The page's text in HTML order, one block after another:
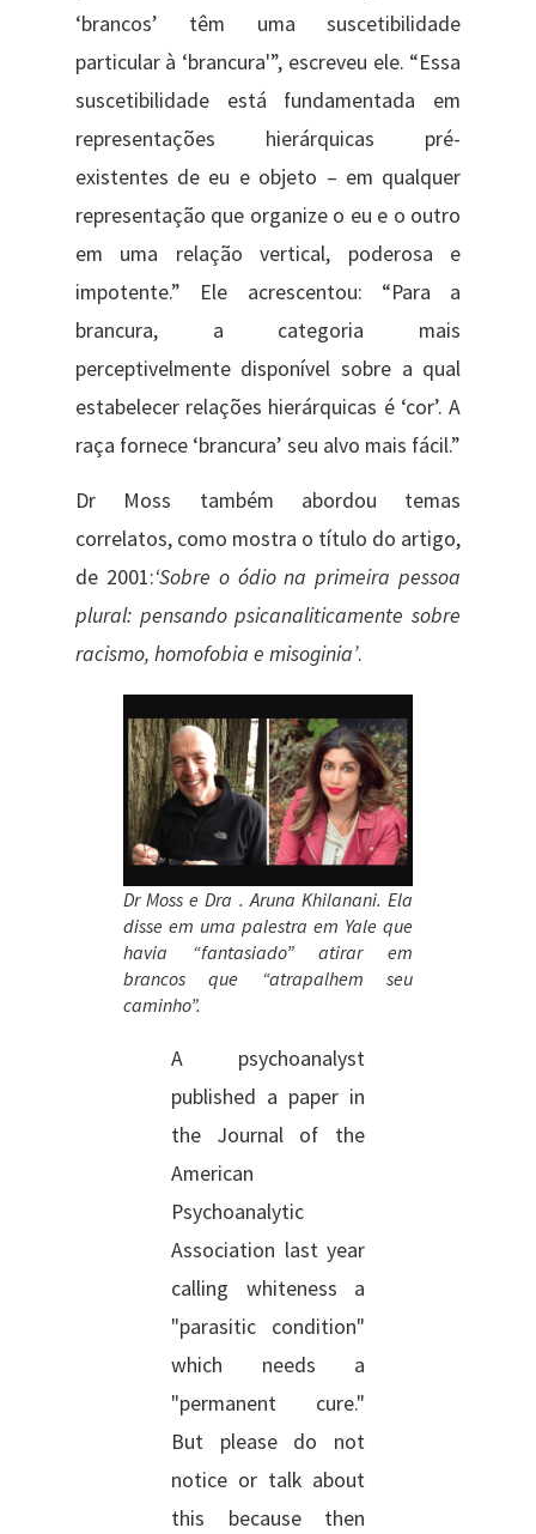
‘brancos’ têm uma suscetibilidade
particular à ‘brancura'”, escreveu ele. “Essa
suscetibilidade está fundamentada em
representações hierárquicas pré-
existentes de eu e objeto – em qualquer
representação que organize o eu e o outro
em uma relação vertical, poderosa e
impotente.” Ele acrescentou: “Para a
brancura, a categoria mais
perceptivelmente disponível sobre a qual
estabelecer relações hierárquicas é ‘cor’. A
raça fornece ‘brancura’ seu alvo mais fácil.”
Dr Moss também abordou temas
correlatos, como mostra o título do artigo,
de 2001:‘Sobre o ódio na primeira pessoa
plural: pensando psicanaliticamente sobre
racismo, homofobia e misoginia’.
Dr Moss e Dra . Aruna Khilanani. Ela
disse em uma palestra em Yale que
havia “fantasiado” atirar em
brancos que “atrapalhem seu
caminho”.
A psychoanalyst
published a paper in
the Journal of the
American
Psychoanalytic
Association last year
calling whiteness a
"parasitic condition"
which needs a
"permanent cure."
But please do not
notice or talk about
this because then